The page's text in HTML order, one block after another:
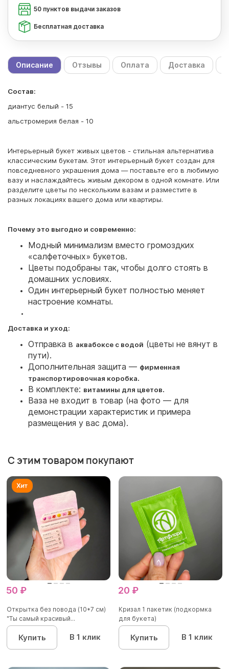
50 пунктов выдачи заказов
Бесплатная доставка
Описание Отзывы Оплата Доставка
Состав:
диантус белый - 15
альстромерия белая - 10
Интерьерный букет живых цветов - стильная альтернатива
классическим букетам. Этот интерьерный букет создан для
повседневного украшения дома — поставьте его в любимую
вазу и наслаждайтесь живым декором в одной комнате. Или
разделите цветы по нескольким вазам и разместите в
разных локациях вашего дома или квартиры.
Почему это выгодно и современно:
Модный минимализм вместо громоздких
«салфеточных» букетов.
Цветы подобраны так, чтобы долго стоять в
домашних условиях.
Один интерьерный букет полностью меняет
настроение комнаты.
Доставка и уход:
Отправка в аквабоксе с водой (цветы не вянут в
пути).
Дополнительная защита — фирменная
транспортировочная коробка.
В комплекте: витамины для цветов.
Ваза не входит в товар (на фото — для
демонстрации характеристик и примера
размещения у вас дома).
С этим товаром покупают
50 ₽
Открытка без повода (10*7 см)
"Ты самый красивый...
Купить В 1 клик
20 ₽
Кризал 1 пакетик (подкормка
для букета)
Купить В 1 клик